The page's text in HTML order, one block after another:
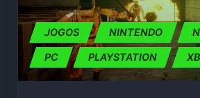
JOGOS NINTENDO
PC PLAYSTATION